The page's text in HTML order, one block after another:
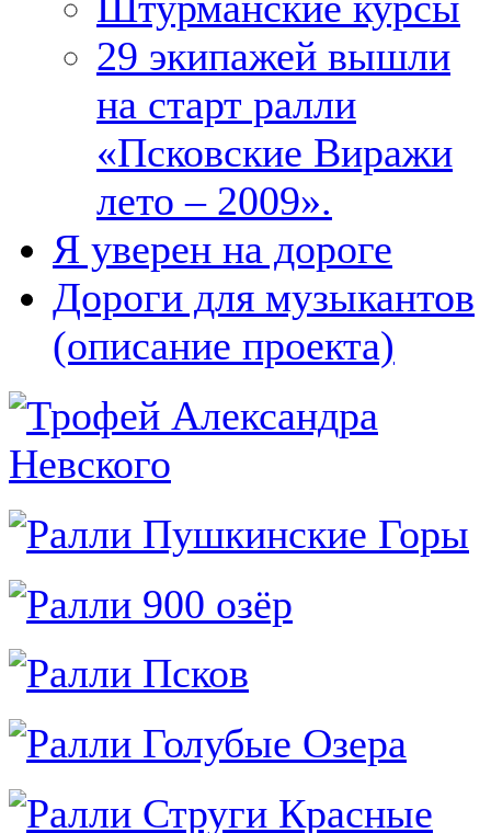
29 экипажей вышли
на старт ралли
«Псковские Виражи
лето – 2009».
Я уверен на дороге
Дороги для музыкантов
(описание проекта)